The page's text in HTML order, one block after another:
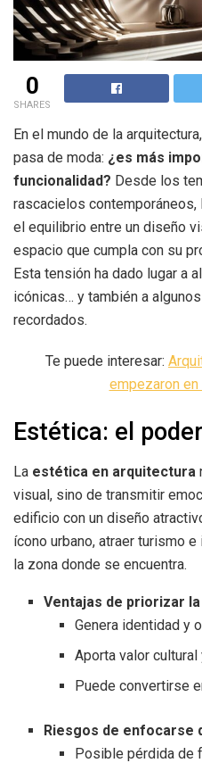
0
SHARES
En el mundo de la
pasa de moda: ¿es más
funcionalidad? Desde los
rascacielos
el equilibrio entre un diseño
espacio que cumpla con su
Esta tensión ha dado lugar a
icónicas… y también a
recordados.
Te puede interesar:
empezaron
Estética: el
La estética en arquitectura
visual, sino de transmitir
edificio con un diseño
ícono urbano, atraer turismo
la zona donde se encuentra.
Ventajas de priorizar
Genera identidad y
Aporta valor cultural
Puede convertirse
Riesgos de enfocarse
Posible pérdida de